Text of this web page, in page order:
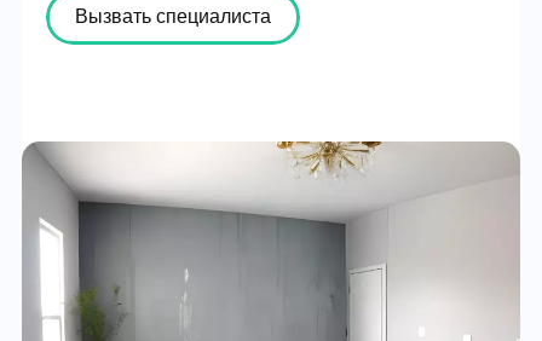
Вызвать специалиста